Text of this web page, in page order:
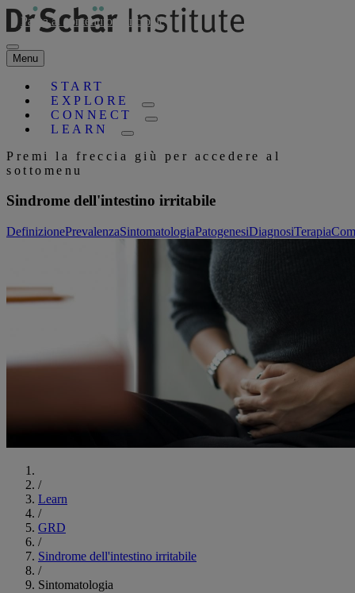
Passa al contenuto principale
Menu
START
EXPLORE
CONNECT
LEARN
Premi la freccia giù per accedere al
sottomenu
Sindrome dell'intestino irritabile
DefinizionePrevalenzaSintomatologiaPatogenesiDiagnosiTerapia
/
Learn
/
GRD
/
Sindrome dell'intestino irritabile
/
Sintomatologia